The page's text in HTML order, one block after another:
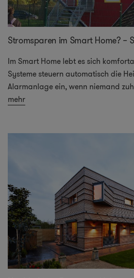
Stromsparen im Smart Home? –
Im Smart Home lebt es sich
Systeme steuern automatisch die
Alarmanlage ein, wenn niemand
mehr